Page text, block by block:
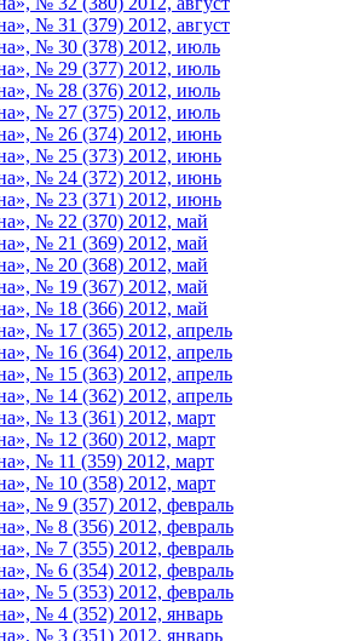
№ 31 (379) 2012, август
№ 30 (378) 2012, июль
№ 29 (377) 2012, июль
№ 28 (376) 2012, июль
№ 27 (375) 2012, июль
№ 26 (374) 2012, июнь
№ 25 (373) 2012, июнь
№ 24 (372) 2012, июнь
№ 23 (371) 2012, июнь
№ 22 (370) 2012, май
№ 21 (369) 2012, май
№ 20 (368) 2012, май
№ 19 (367) 2012, май
№ 18 (366) 2012, май
№ 17 (365) 2012, апрель
№ 16 (364) 2012, апрель
№ 15 (363) 2012, апрель
№ 14 (362) 2012, апрель
№ 13 (361) 2012, март
№ 12 (360) 2012, март
№ 11 (359) 2012, март
№ 10 (358) 2012, март
№ 9 (357) 2012, февраль
№ 8 (356) 2012, февраль
№ 7 (355) 2012, февраль
№ 6 (354) 2012, февраль
№ 5 (353) 2012, февраль
№ 4 (352) 2012, январь
№ 3 (351) 2012, январь